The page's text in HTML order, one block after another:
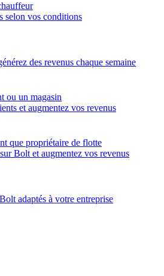
selon vos conditions
des revenus chaque semaine
ou un magasin
et augmentez vos revenus
que propriétaire de flotte
Bolt et augmentez vos revenus
adaptés à votre entreprise